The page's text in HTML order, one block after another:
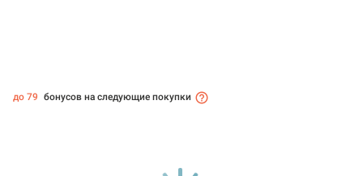
до 79 бонусов на следующие покупки